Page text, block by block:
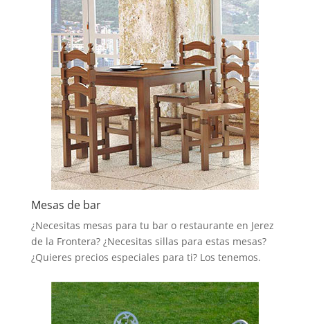
Mesas de bar
¿Necesitas mesas para tu bar o restaurante en Jerez
de la Frontera? ¿Necesitas sillas para estas mesas?
¿Quieres precios especiales para ti? Los tenemos.